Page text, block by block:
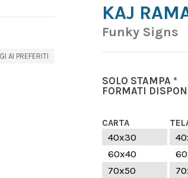
AI PREFERITI
KAJ
Funky Signs
SOLO STAMPA *
FORMATI
CARTA
40x30
60x40
70x50